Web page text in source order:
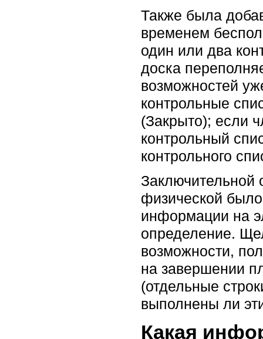
Также была
временем
один или два
доска
возможностей
контрольные
(Закрыто); если
контрольный
контрольного
Заключительной
физической
информации на
определение.
возможности,
на завершении
(отдельные
выполнены ли
Какая